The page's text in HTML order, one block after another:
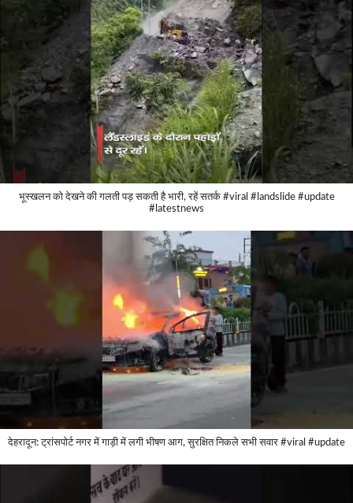
भूस्खलन को देखने की गलती पड़ सकती है भारी, रहें सतर्क #viral #landslide #update
#latestnews
देहरादून: ट्रांसपोर्ट नगर में गाड़ी में लगी भीषण आग, सुरक्षित निकले सभी सवार #viral #update